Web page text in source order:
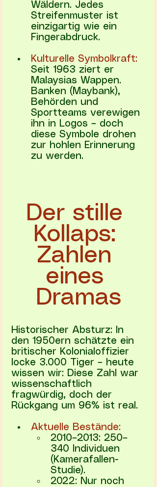
Wäldern. Jedes
Streifenmuster ist
einzigartig wie ein
Fingerabdruck.
Kulturelle Symbolkraft:
Seit 1963 ziert er
Malaysias Wappen.
Banken (Maybank),
Behörden und
Sportteams verewigen
ihn in Logos – doch
diese Symbole drohen
zur hohlen Erinnerung
zu werden.
Der stille
Kollaps:
Zahlen
eines
Dramas
Historischer Absturz: In
den 1950ern schätzte ein
britischer Kolonialoffizier
locke 3.000 Tiger – heute
wissen wir: Diese Zahl war
wissenschaftlich
fragwürdig, doch der
Rückgang um 96% ist real.
Aktuelle Bestände:
2010–2013: 250–
340 Individuen
(Kamerafallen-
Studie).
2022: Nur noch